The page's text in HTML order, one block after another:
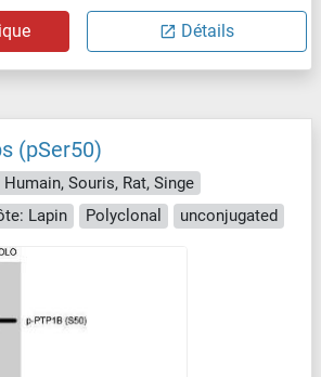
Détails
(pSer50)
Souris, Rat, Singe
Lapin Polyclonal unconjugated